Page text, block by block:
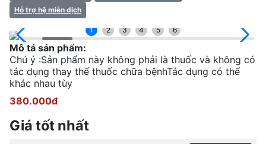
Hỗ trợ hệ miễn dịch
1 2 3 4 5 6
Mô tả sản phẩm:
Chú ý :Sản phẩm này không phải là thuốc và không có
tác dụng thay thế thuốc chữa bệnhTác dụng có thể
khác nhau tùy
380.000đ
Giá tốt nhất